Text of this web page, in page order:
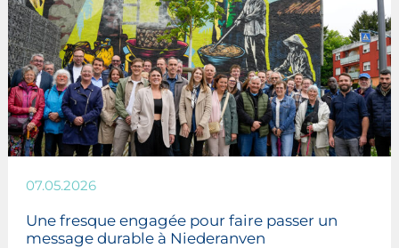
07.05.2026
Une fresque engagée pour faire passer un
message durable à Niederanven